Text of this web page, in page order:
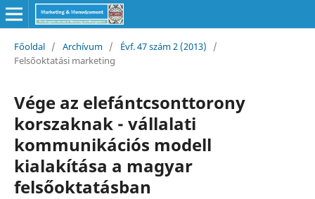
Főoldal / Archívum / Évf. 47 szám 2 (2013)
/
Felsőoktatási marketing
Vége az elefántcsonttorony
korszaknak - vállalati
kommunikációs modell
kialakítása a magyar
felsőoktatásban